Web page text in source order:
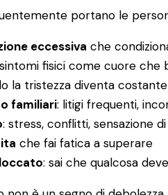
portano le
eccessiva che
fisici come cuore che
la tristezza diventa
familiari: litigi frequenti,
: stress, conflitti, sensazione
che fai fatica a superare
: sai che qualcosa